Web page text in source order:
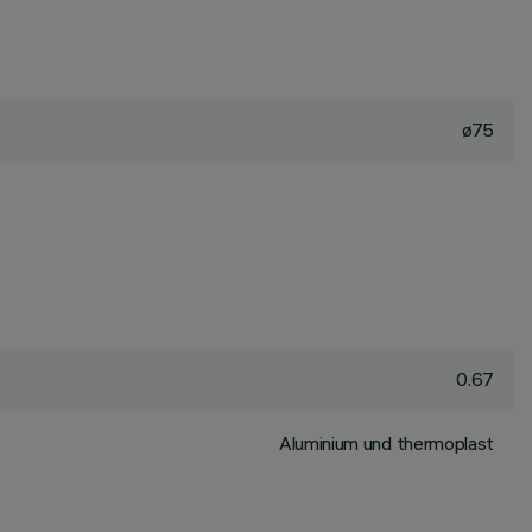
ø75
0.67
Aluminium und thermoplast